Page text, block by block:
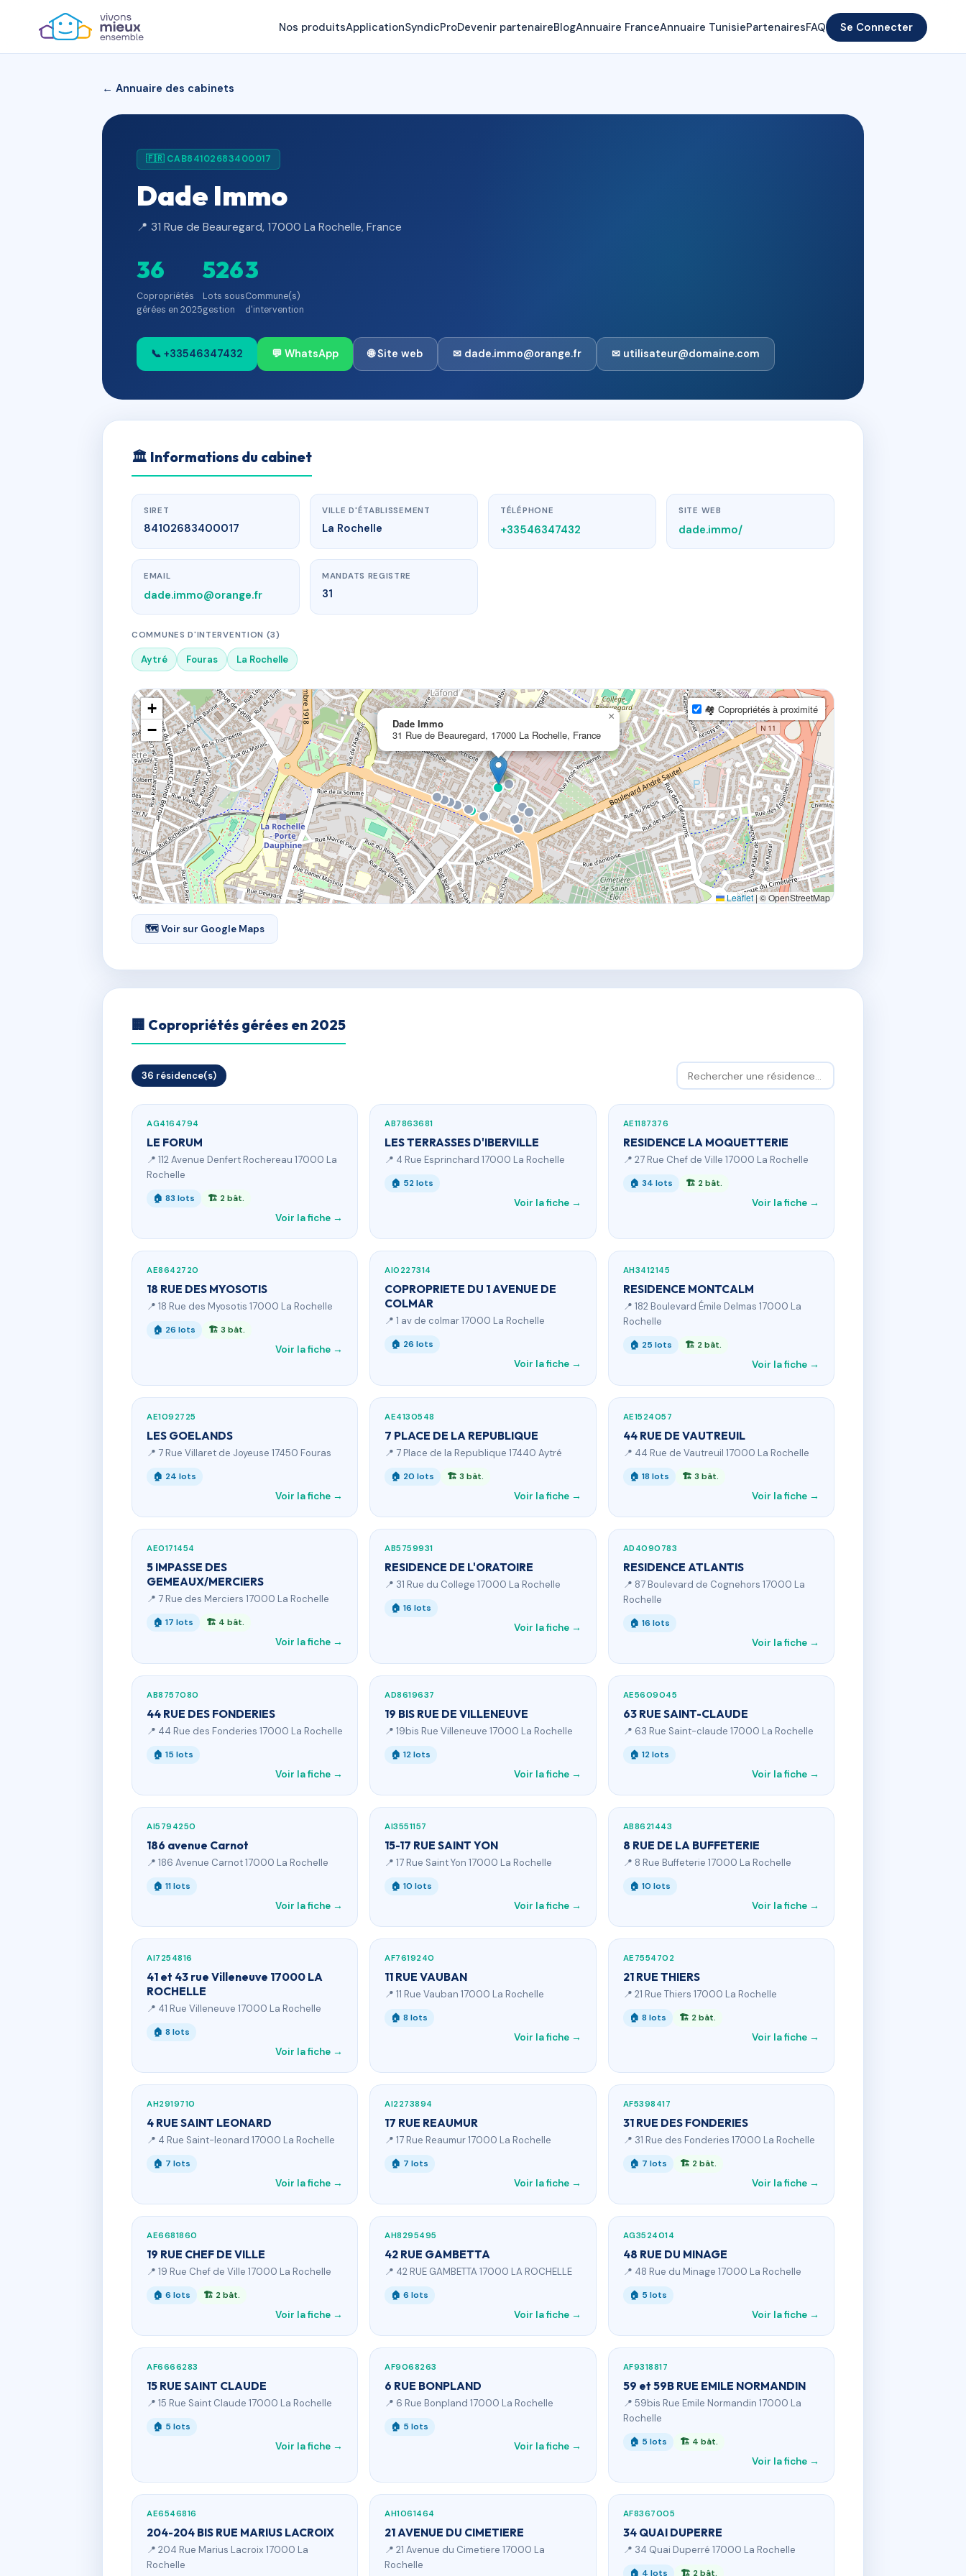
Nos produitsApplicationSyndicProDevenir partenaireBlogAnnuaire FranceAnnuaire TunisiePartenairesFAQ Se Connecter
← Annuaire des cabinets
🇫🇷 CAB84102683400017
Dade Immo
📍 31 Rue de Beauregard, 17000 La Rochelle, France
36
Copropriétés
gérées en 2025
526
Lots sous
gestion
3
Commune(s)
d'intervention
📞 +33546347432 💬 WhatsApp 🌐 Site web ✉ dade.immo@orange.fr ✉ utilisateur@domaine.com
🏛 Informations du cabinet
SIRET
84102683400017
VILLE D'ÉTABLISSEMENT
La Rochelle
TÉLÉPHONE
+33546347432
SITE WEB
dade.immo/
EMAIL
dade.immo@orange.fr
MANDATS REGISTRE
31
COMMUNES D'INTERVENTION (3)
Aytré Fouras La Rochelle
Dade Immo
31 Rue de Beauregard, 17000 La Rochelle, France
×
+
−
🏘 Copropriétés à proximité
Leaflet | © OpenStreetMap
🗺 Voir sur Google Maps
🏢 Copropriétés gérées en 2025
36 résidence(s)
AG4164794
LE FORUM
📍 112 Avenue Denfert Rochereau 17000 La
Rochelle
🏠 83 lots 🏗 2 bât.
Voir la fiche →
AB7863681
LES TERRASSES D'IBERVILLE
📍 4 Rue Esprinchard 17000 La Rochelle
🏠 52 lots
Voir la fiche →
AE1187376
RESIDENCE LA MOQUETTERIE
📍 27 Rue Chef de Ville 17000 La Rochelle
🏠 34 lots 🏗 2 bât.
Voir la fiche →
AE8642720
18 RUE DES MYOSOTIS
📍 18 Rue des Myosotis 17000 La Rochelle
🏠 26 lots 🏗 3 bât.
Voir la fiche →
AI0227314
COPROPRIETE DU 1 AVENUE DE
COLMAR
📍 1 av de colmar 17000 La Rochelle
🏠 26 lots
Voir la fiche →
AH3412145
RESIDENCE MONTCALM
📍 182 Boulevard Émile Delmas 17000 La
Rochelle
🏠 25 lots 🏗 2 bât.
Voir la fiche →
AE1092725
LES GOELANDS
📍 7 Rue Villaret de Joyeuse 17450 Fouras
🏠 24 lots
Voir la fiche →
AE4130548
7 PLACE DE LA REPUBLIQUE
📍 7 Place de la Republique 17440 Aytré
🏠 20 lots 🏗 3 bât.
Voir la fiche →
AE1524057
44 RUE DE VAUTREUIL
📍 44 Rue de Vautreuil 17000 La Rochelle
🏠 18 lots 🏗 3 bât.
Voir la fiche →
AE0171454
5 IMPASSE DES
GEMEAUX/MERCIERS
📍 7 Rue des Merciers 17000 La Rochelle
🏠 17 lots 🏗 4 bât.
Voir la fiche →
AB5759931
RESIDENCE DE L'ORATOIRE
📍 31 Rue du College 17000 La Rochelle
🏠 16 lots
Voir la fiche →
AD4090783
RESIDENCE ATLANTIS
📍 87 Boulevard de Cognehors 17000 La
Rochelle
🏠 16 lots
Voir la fiche →
AB8757080
44 RUE DES FONDERIES
📍 44 Rue des Fonderies 17000 La Rochelle
🏠 15 lots
Voir la fiche →
AD8619637
19 BIS RUE DE VILLENEUVE
📍 19bis Rue Villeneuve 17000 La Rochelle
🏠 12 lots
Voir la fiche →
AE5609045
63 RUE SAINT-CLAUDE
📍 63 Rue Saint-claude 17000 La Rochelle
🏠 12 lots
Voir la fiche →
AI5794250
186 avenue Carnot
📍 186 Avenue Carnot 17000 La Rochelle
🏠 11 lots
Voir la fiche →
AI3551157
15-17 RUE SAINT YON
📍 17 Rue Saint Yon 17000 La Rochelle
🏠 10 lots
Voir la fiche →
AB8621443
8 RUE DE LA BUFFETERIE
📍 8 Rue Buffeterie 17000 La Rochelle
🏠 10 lots
Voir la fiche →
AI7254816
41 et 43 rue Villeneuve 17000 LA
ROCHELLE
📍 41 Rue Villeneuve 17000 La Rochelle
🏠 8 lots
Voir la fiche →
AF7619240
11 RUE VAUBAN
📍 11 Rue Vauban 17000 La Rochelle
🏠 8 lots
Voir la fiche →
AE7554702
21 RUE THIERS
📍 21 Rue Thiers 17000 La Rochelle
🏠 8 lots 🏗 2 bât.
Voir la fiche →
AH2919710
4 RUE SAINT LEONARD
📍 4 Rue Saint-leonard 17000 La Rochelle
🏠 7 lots
Voir la fiche →
AI2273894
17 RUE REAUMUR
📍 17 Rue Reaumur 17000 La Rochelle
🏠 7 lots
Voir la fiche →
AF5398417
31 RUE DES FONDERIES
📍 31 Rue des Fonderies 17000 La Rochelle
🏠 7 lots 🏗 2 bât.
Voir la fiche →
AE6681860
19 RUE CHEF DE VILLE
📍 19 Rue Chef de Ville 17000 La Rochelle
🏠 6 lots 🏗 2 bât.
Voir la fiche →
AH8295495
42 RUE GAMBETTA
📍 42 RUE GAMBETTA 17000 LA ROCHELLE
🏠 6 lots
Voir la fiche →
AG3524014
48 RUE DU MINAGE
📍 48 Rue du Minage 17000 La Rochelle
🏠 5 lots
Voir la fiche →
AF6666283
15 RUE SAINT CLAUDE
📍 15 Rue Saint Claude 17000 La Rochelle
🏠 5 lots
Voir la fiche →
AF9068263
6 RUE BONPLAND
📍 6 Rue Bonpland 17000 La Rochelle
🏠 5 lots
Voir la fiche →
AF9318817
59 et 59B RUE EMILE NORMANDIN
📍 59bis Rue Emile Normandin 17000 La
Rochelle
🏠 5 lots 🏗 4 bât.
Voir la fiche →
AE6546816
204-204 BIS RUE MARIUS LACROIX
📍 204 Rue Marius Lacroix 17000 La
Rochelle
AH1061464
21 AVENUE DU CIMETIERE
📍 21 Avenue du Cimetiere 17000 La
Rochelle
AF8367005
34 QUAI DUPERRE
📍 34 Quai Duperré 17000 La Rochelle
🏠 4 lots 🏗 2 bât.